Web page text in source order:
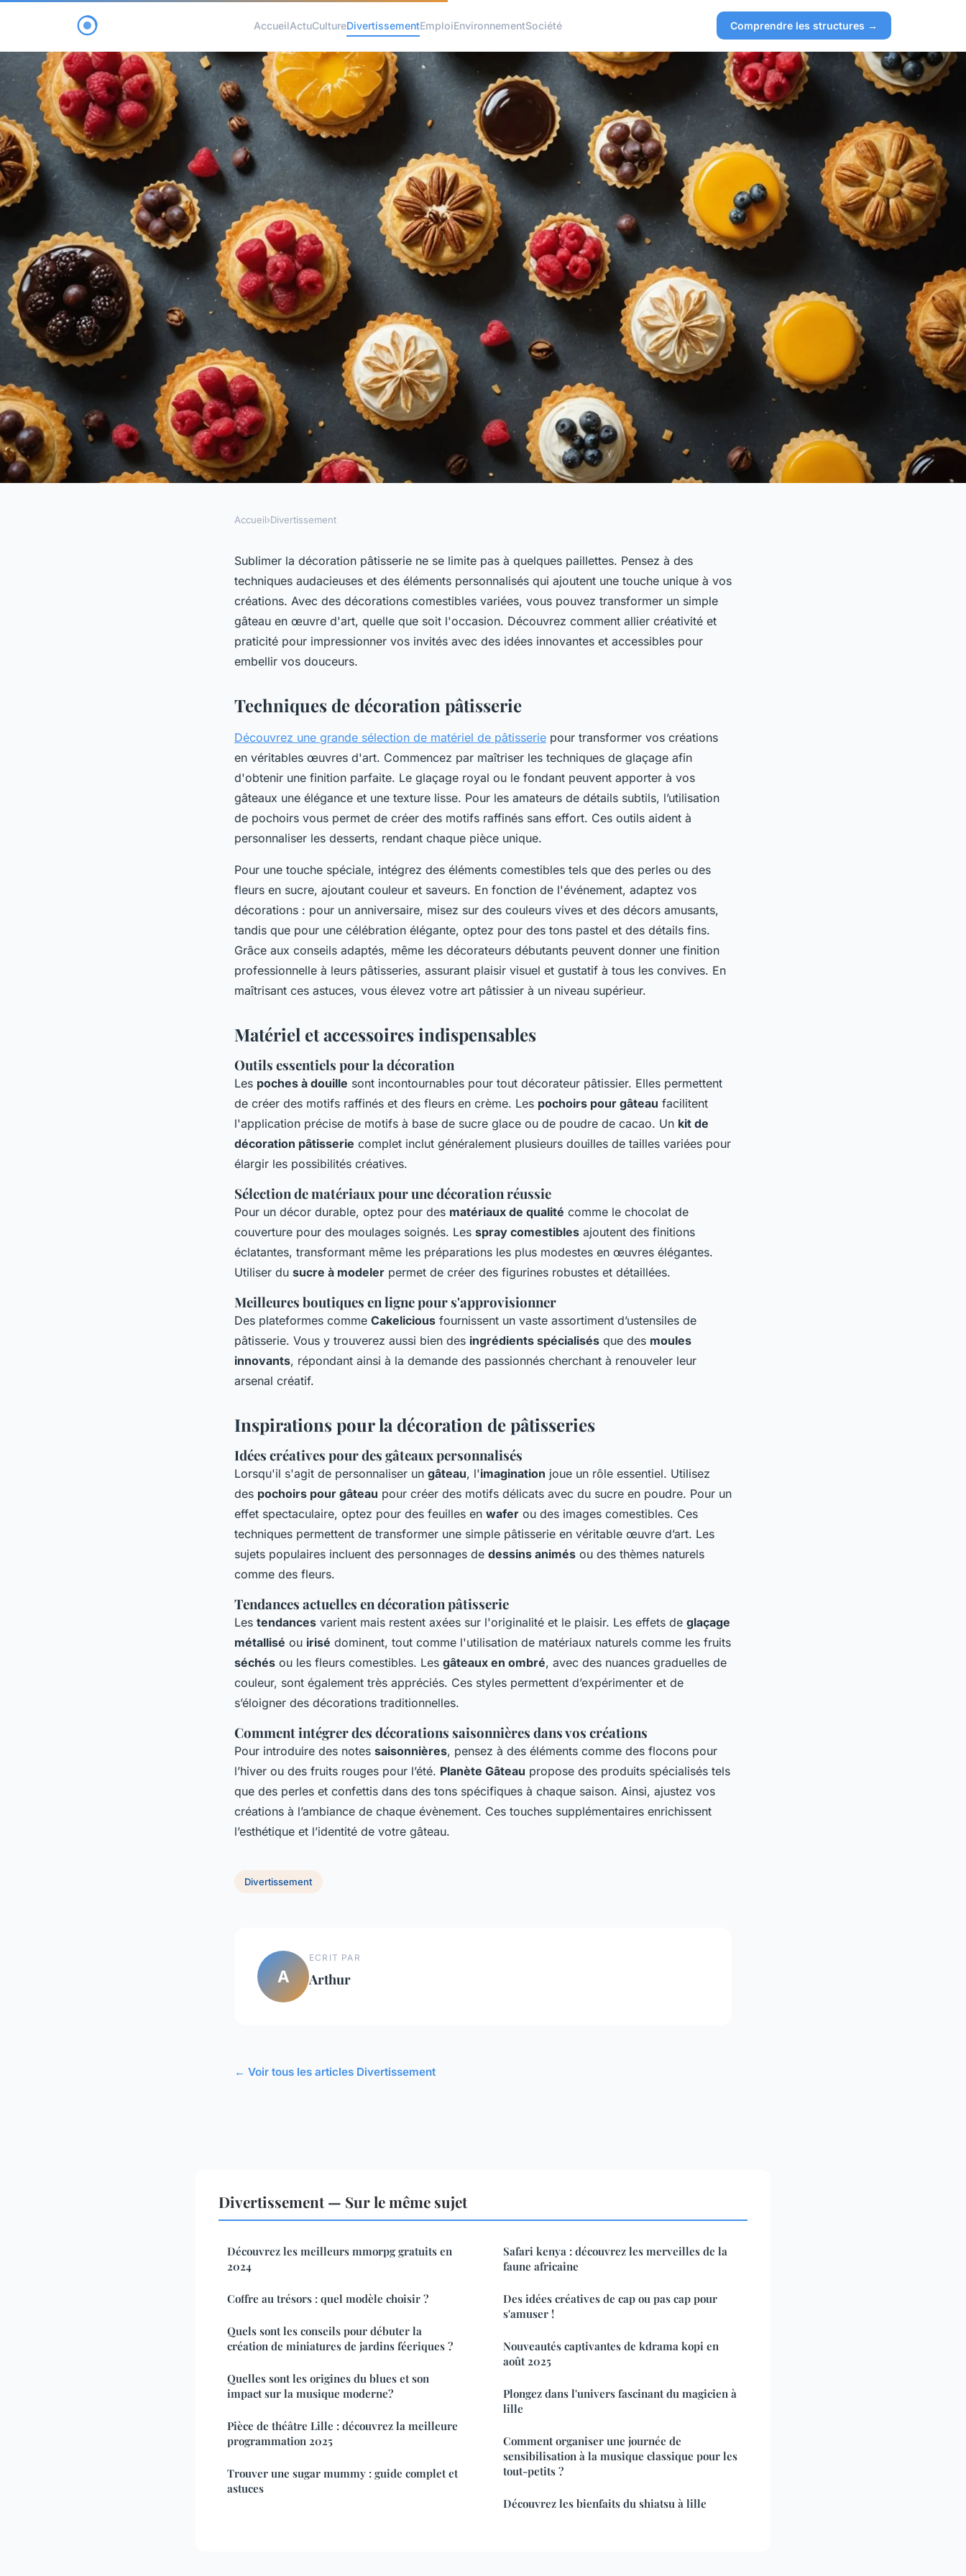
AccueilActuCultureDivertissementEmploiEnvironnementSociété Comprendre les structures →
Idées créatives pour sublimer votre
décoration pâtisserie
Accueil›Divertissement
Sublimer la décoration pâtisserie ne se limite pas à quelques paillettes. Pensez à des
techniques audacieuses et des éléments personnalisés qui ajoutent une touche unique à vos
créations. Avec des décorations comestibles variées, vous pouvez transformer un simple
gâteau en œuvre d'art, quelle que soit l'occasion. Découvrez comment allier créativité et
praticité pour impressionner vos invités avec des idées innovantes et accessibles pour
embellir vos douceurs.
Techniques de décoration pâtisserie
Découvrez une grande sélection de matériel de pâtisserie pour transformer vos créations
en véritables œuvres d'art. Commencez par maîtriser les techniques de glaçage afin
d'obtenir une finition parfaite. Le glaçage royal ou le fondant peuvent apporter à vos
gâteaux une élégance et une texture lisse. Pour les amateurs de détails subtils, l’utilisation
de pochoirs vous permet de créer des motifs raffinés sans effort. Ces outils aident à
personnaliser les desserts, rendant chaque pièce unique.
Pour une touche spéciale, intégrez des éléments comestibles tels que des perles ou des
fleurs en sucre, ajoutant couleur et saveurs. En fonction de l'événement, adaptez vos
décorations : pour un anniversaire, misez sur des couleurs vives et des décors amusants,
tandis que pour une célébration élégante, optez pour des tons pastel et des détails fins.
Grâce aux conseils adaptés, même les décorateurs débutants peuvent donner une finition
professionnelle à leurs pâtisseries, assurant plaisir visuel et gustatif à tous les convives. En
maîtrisant ces astuces, vous élevez votre art pâtissier à un niveau supérieur.
Matériel et accessoires indispensables
Outils essentiels pour la décoration
Les poches à douille sont incontournables pour tout décorateur pâtissier. Elles permettent
de créer des motifs raffinés et des fleurs en crème. Les pochoirs pour gâteau facilitent
l'application précise de motifs à base de sucre glace ou de poudre de cacao. Un kit de
décoration pâtisserie complet inclut généralement plusieurs douilles de tailles variées pour
élargir les possibilités créatives.
Sélection de matériaux pour une décoration réussie
Pour un décor durable, optez pour des matériaux de qualité comme le chocolat de
couverture pour des moulages soignés. Les spray comestibles ajoutent des finitions
éclatantes, transformant même les préparations les plus modestes en œuvres élégantes.
Utiliser du sucre à modeler permet de créer des figurines robustes et détaillées.
Meilleures boutiques en ligne pour s'approvisionner
Des plateformes comme Cakelicious fournissent un vaste assortiment d’ustensiles de
pâtisserie. Vous y trouverez aussi bien des ingrédients spécialisés que des moules
innovants, répondant ainsi à la demande des passionnés cherchant à renouveler leur
arsenal créatif.
Inspirations pour la décoration de pâtisseries
Idées créatives pour des gâteaux personnalisés
Lorsqu'il s'agit de personnaliser un gâteau, l'imagination joue un rôle essentiel. Utilisez
des pochoirs pour gâteau pour créer des motifs délicats avec du sucre en poudre. Pour un
effet spectaculaire, optez pour des feuilles en wafer ou des images comestibles. Ces
techniques permettent de transformer une simple pâtisserie en véritable œuvre d’art. Les
sujets populaires incluent des personnages de dessins animés ou des thèmes naturels
comme des fleurs.
Tendances actuelles en décoration pâtisserie
Les tendances varient mais restent axées sur l'originalité et le plaisir. Les effets de glaçage
métallisé ou irisé dominent, tout comme l'utilisation de matériaux naturels comme les fruits
séchés ou les fleurs comestibles. Les gâteaux en ombré, avec des nuances graduelles de
couleur, sont également très appréciés. Ces styles permettent d’expérimenter et de
s’éloigner des décorations traditionnelles.
Comment intégrer des décorations saisonnières dans vos créations
Pour introduire des notes saisonnières, pensez à des éléments comme des flocons pour
l’hiver ou des fruits rouges pour l’été. Planète Gâteau propose des produits spécialisés tels
que des perles et confettis dans des tons spécifiques à chaque saison. Ainsi, ajustez vos
créations à l’ambiance de chaque évènement. Ces touches supplémentaires enrichissent
l’esthétique et l’identité de votre gâteau.
Divertissement
A
ECRIT PAR
Arthur
← Voir tous les articles Divertissement
Divertissement — Sur le même sujet
Découvrez les meilleurs mmorpg gratuits en
2024
Coffre au trésors : quel modèle choisir ?
Quels sont les conseils pour débuter la
création de miniatures de jardins féeriques ?
Quelles sont les origines du blues et son
impact sur la musique moderne?
Pièce de théâtre Lille : découvrez la meilleure
programmation 2025
Trouver une sugar mummy : guide complet et
astuces
Safari kenya : découvrez les merveilles de la
faune africaine
Des idées créatives de cap ou pas cap pour
s'amuser !
Nouveautés captivantes de kdrama kopi en
août 2025
Plongez dans l'univers fascinant du magicien à
lille
Comment organiser une journée de
sensibilisation à la musique classique pour les
tout-petits ?
Découvrez les bienfaits du shiatsu à lille